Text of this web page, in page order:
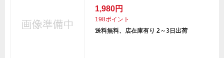
1,980円
198ポイント
送料無料、店在庫有り 2～3日出荷